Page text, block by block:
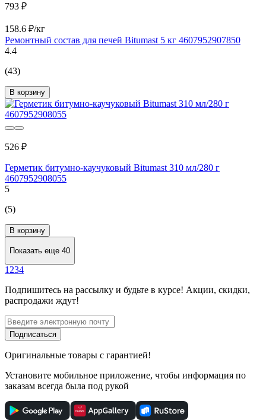
793 ₽
158.6 ₽/кг
Ремонтный состав для печей Bitumast 5 кг 4607952907850
4.4
(43)
В корзину
526 ₽
Герметик битумно-каучуковый Bitumast 310 мл/280 г
4607952908055
5
(5)
В корзину
Показать еще 40
1 234
Подпишитесь на рассылку и будьте в курсе! Акции, скидки,
распродажи ждут!
Подписаться
Оригинальные товары с гарантией!
Установите мобильное приложение, чтобы информация по
заказам всегда была под рукой